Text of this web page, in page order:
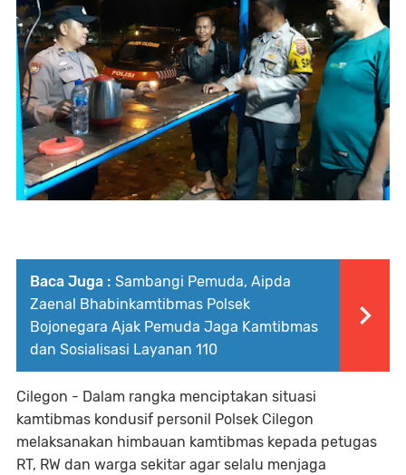
Baca Juga : Sambangi Pemuda, Aipda
Zaenal Bhabinkamtibmas Polsek
Bojonegara Ajak Pemuda Jaga Kamtibmas
dan Sosialisasi Layanan 110
Cilegon - Dalam rangka menciptakan situasi
kamtibmas kondusif personil Polsek Cilegon
melaksanakan himbauan kamtibmas kepada petugas
RT, RW dan warga sekitar agar selalu menjaga